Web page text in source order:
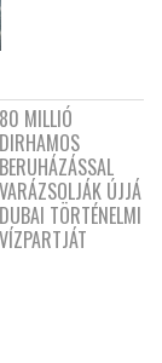
80 MILLIÓ
DIRHAMOS
BERUHÁZÁSSAL
VARÁZSOLJÁK ÚJJÁ
DUBAI TÖRTÉNELMI
VÍZPARTJÁT